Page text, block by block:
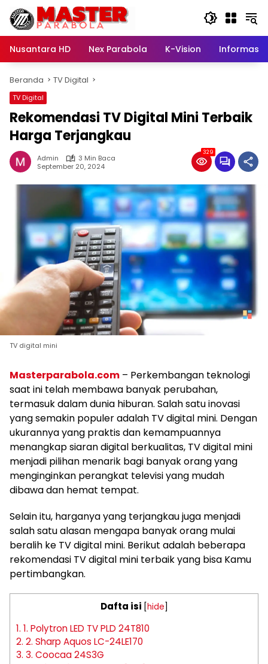
Langsung
konten
Nusantara HD
Nex Parabola K-Vision Informasi
Beranda TV Digital
TV Digital
Rekomendasi TV Digital Mini Terbaik
Harga Terjangkau
Admin
3 Min Baca
September 20, 2024
329
TV digital mini
Masterparabola.com – Perkembangan teknologi
saat ini telah membawa banyak perubahan,
termasuk dalam dunia hiburan. Salah satu inovasi
yang semakin populer adalah TV digital mini. Dengan
ukurannya yang praktis dan kemampuannya
menangkap siaran digital berkualitas, TV digital mini
menjadi pilihan menarik bagi banyak orang yang
menginginkan perangkat televisi yang mudah
dibawa dan hemat tempat.
Selain itu, harganya yang terjangkau juga menjadi
salah satu alasan mengapa banyak orang mulai
beralih ke TV digital mini. Berikut adalah beberapa
rekomendasi TV digital mini terbaik yang bisa Kamu
pertimbangkan.
Dafta isi [hide]
1. 1. Polytron LED TV PLD 24T810
2. 2. Sharp Aquos LC-24LE170
3. 3. Coocaa 24S3G